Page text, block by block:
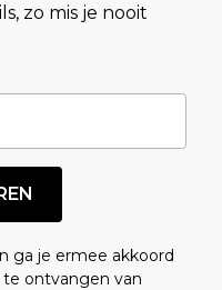
zo mis je nooit
ga je ermee akkoord
ontvangen van